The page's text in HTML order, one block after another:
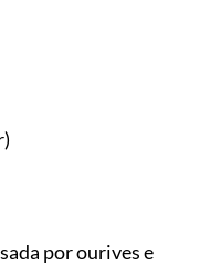
por ourives e